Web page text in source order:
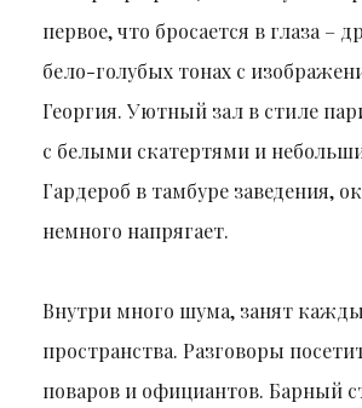
первое, что бросается в глаза –
бело-голубых тонах с
Георгия. Уютный зал в стиле
с белыми скатертями и
Гардероб в тамбуре заведения,
немного напрягает.
Внутри много шума, занят
пространства. Разговоры
поваров и официантов. Барный